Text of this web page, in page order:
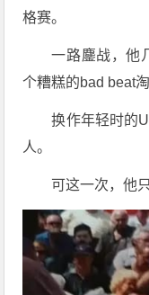
格赛。
一路鏖战，他
个糟糕的bad beat淘
换作年轻时的
人。
可这一次，他